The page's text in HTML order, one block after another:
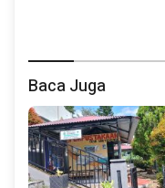
Baca Juga